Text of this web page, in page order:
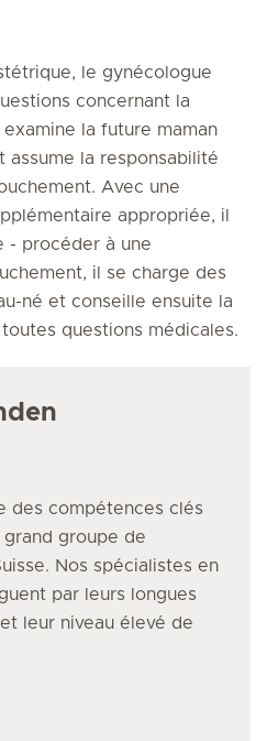
le gynécologue
concernant la
la future maman
la responsabilité
Avec une
appropriée, il
- procéder à une
il se charge des
né et conseille ensuite la
questions médicales.
des compétences clés
grand groupe de
Nos spécialistes en
par leurs longues
leur niveau élevé de